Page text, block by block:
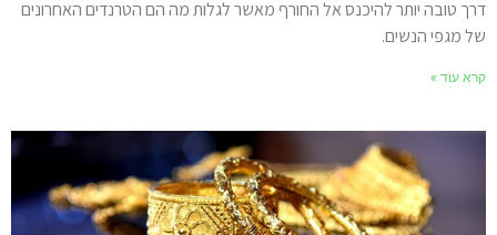
טובה יותר להיכנס אל החורף מאשר לגלות מה הם הטרנדים האחרונים
מגפי הנשים.
עוד »